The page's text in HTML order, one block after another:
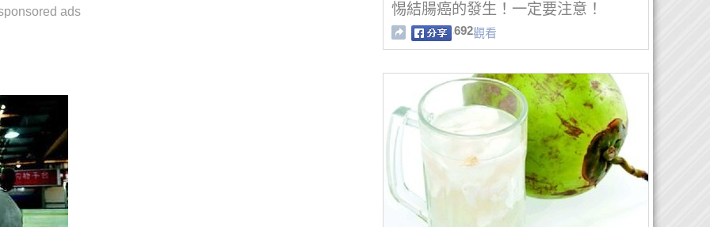
ads
惕結腸癌的發生！一定要注意！
692觀看